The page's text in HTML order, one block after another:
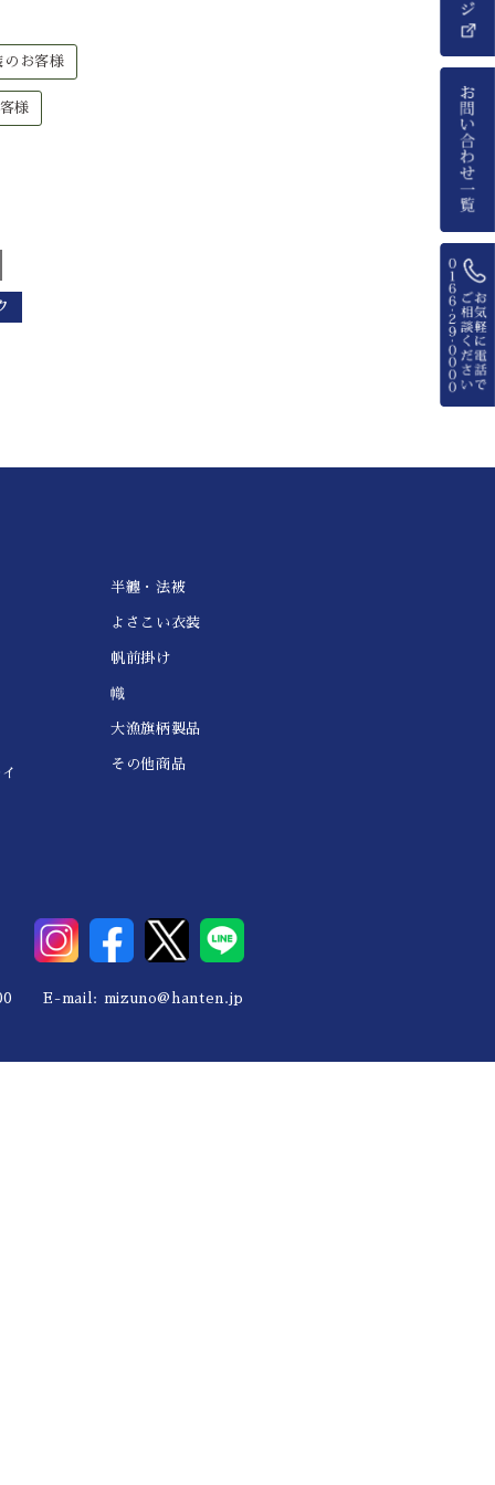
のお客様
様
半纏・法被
よさこい衣装
帆前掛け
幟
大漁旗柄製品
その他商品
E-mail: mizuno@hanten.jp